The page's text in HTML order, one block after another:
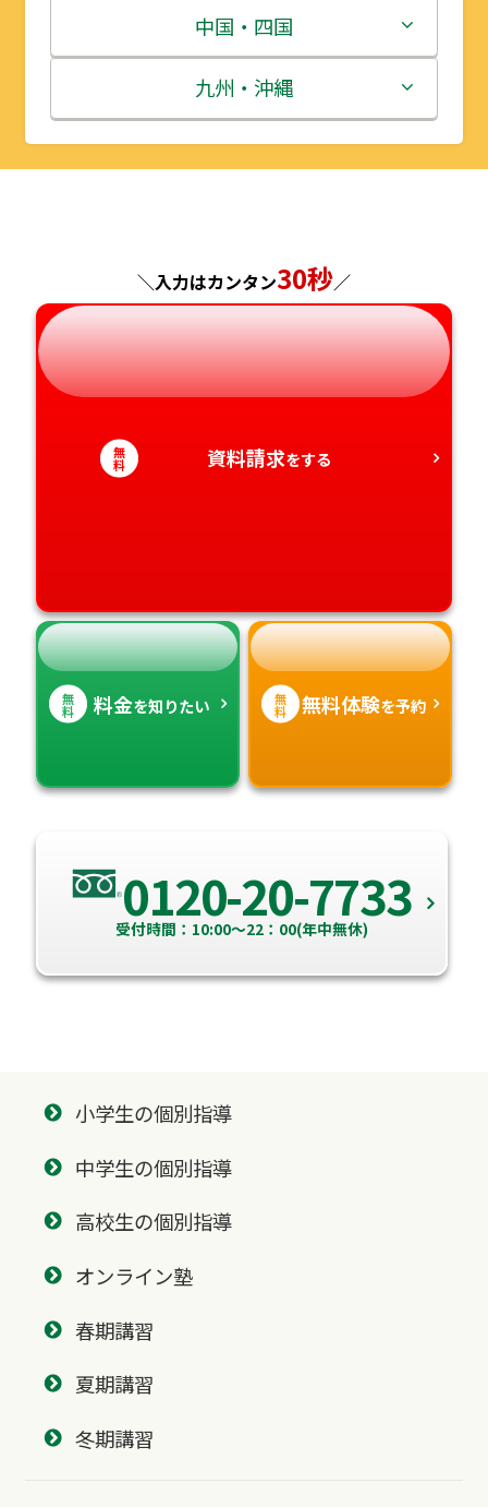
宮城県
秋田県
山形県
群馬県
埼玉県
千葉県
神奈川県
富山県
石川県
福井県
岐阜県
静岡県
愛知県
三重県
滋賀県
京都府
奈良県
和歌山県
中国・四国
鳥取県
島根県
広島県
山口県
徳島県
香川県
九州・沖縄
福岡県
長崎県
熊本県
大分県
宮崎県
＼入力はカンタン30秒／
無
料 資料請求をする
無
料 料金を知りたい 無
料 無料体験を予約
0120-20-7733
受付時間：10:00～22：00(年中無休)
小学生の個別指導
中学生の個別指導
高校生の個別指導
オンライン塾
春期講習
夏期講習
冬期講習